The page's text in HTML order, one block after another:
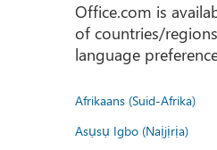
Office.com is
of countries/
language
Afrikaans (Suid-Afrika)
Asụsụ Igbo (Naịjịrịa)